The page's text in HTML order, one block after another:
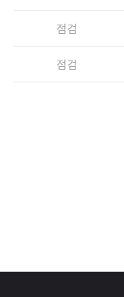
점검
점검